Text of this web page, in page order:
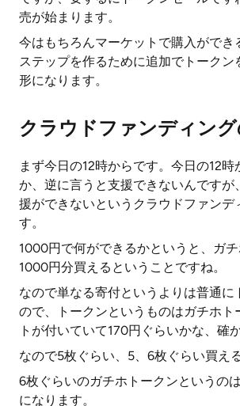
売が始まります。
今はもちろんマーケットで購入ができ
ステップを作るために追加でトークン
形になります。
クラウドファンディン
まず今日の12時からです。今日の12時
か、逆に言うと支援できないんですが
援ができないというクラウドファンデ
す。
1000円で何ができるかというと、ガ
1000円分買えるということですね。
なので単なる寄付というよりは普通に
ので、トークンというものはガチホト
トが付いていて170円ぐらいかな、確か
なので5枚ぐらい、5、6枚ぐらい買え
6枚ぐらいのガチホトークンというの
になります。